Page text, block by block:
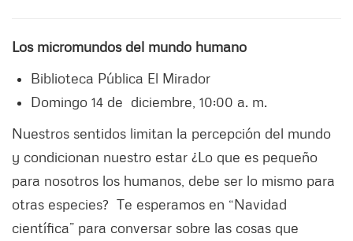
Los micromundos del mundo humano
Biblioteca Pública El Mirador
Domingo 14 de diciembre, 10:00 a. m.
Nuestros sentidos limitan la percepción del mundo
y condicionan nuestro estar ¿Lo que es pequeño
para nosotros los humanos, debe ser lo mismo para
otras especies? Te esperamos en “Navidad
científica” para conversar sobre las cosas que